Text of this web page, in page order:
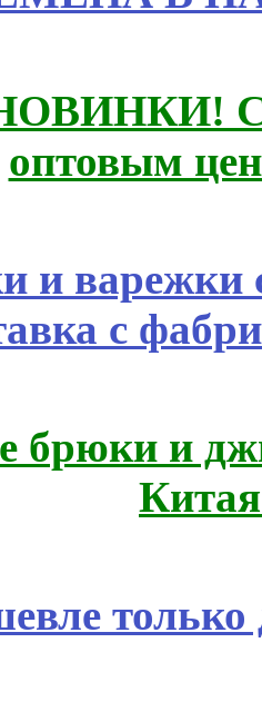
оптовым
и варежки
с
брюки и